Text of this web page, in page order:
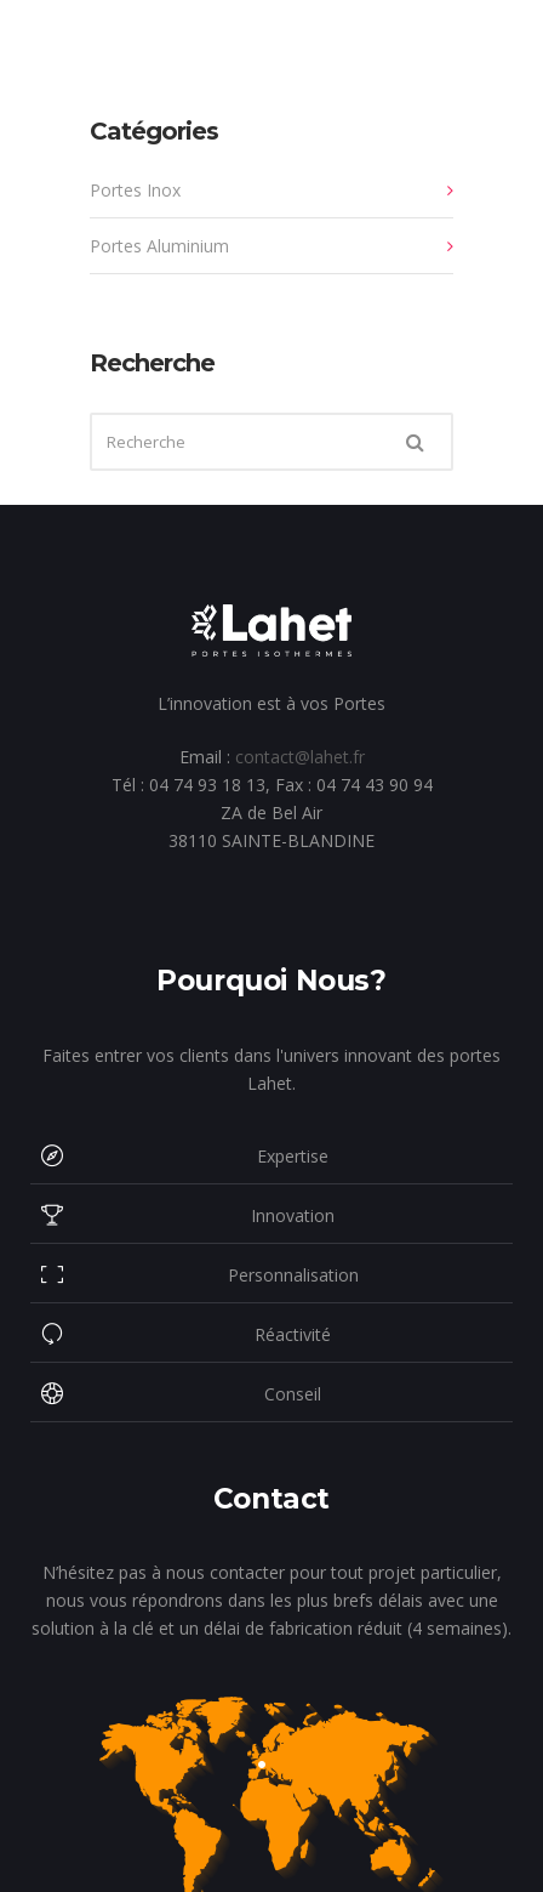
Catégories
Portes Inox
Portes Aluminium
Recherche
L’innovation est à vos Portes
Email : contact@lahet.fr
Tél : 04 74 93 18 13, Fax : 04 74 43 90 94
ZA de Bel Air
38110 SAINTE-BLANDINE
Pourquoi Nous?
Faites entrer vos clients dans l'univers innovant des portes
Lahet.
Expertise
Innovation
Personnalisation
Réactivité
Conseil
Contact
N’hésitez pas à nous contacter pour tout projet particulier,
nous vous répondrons dans les plus brefs délais avec une
solution à la clé et un délai de fabrication réduit (4 semaines).